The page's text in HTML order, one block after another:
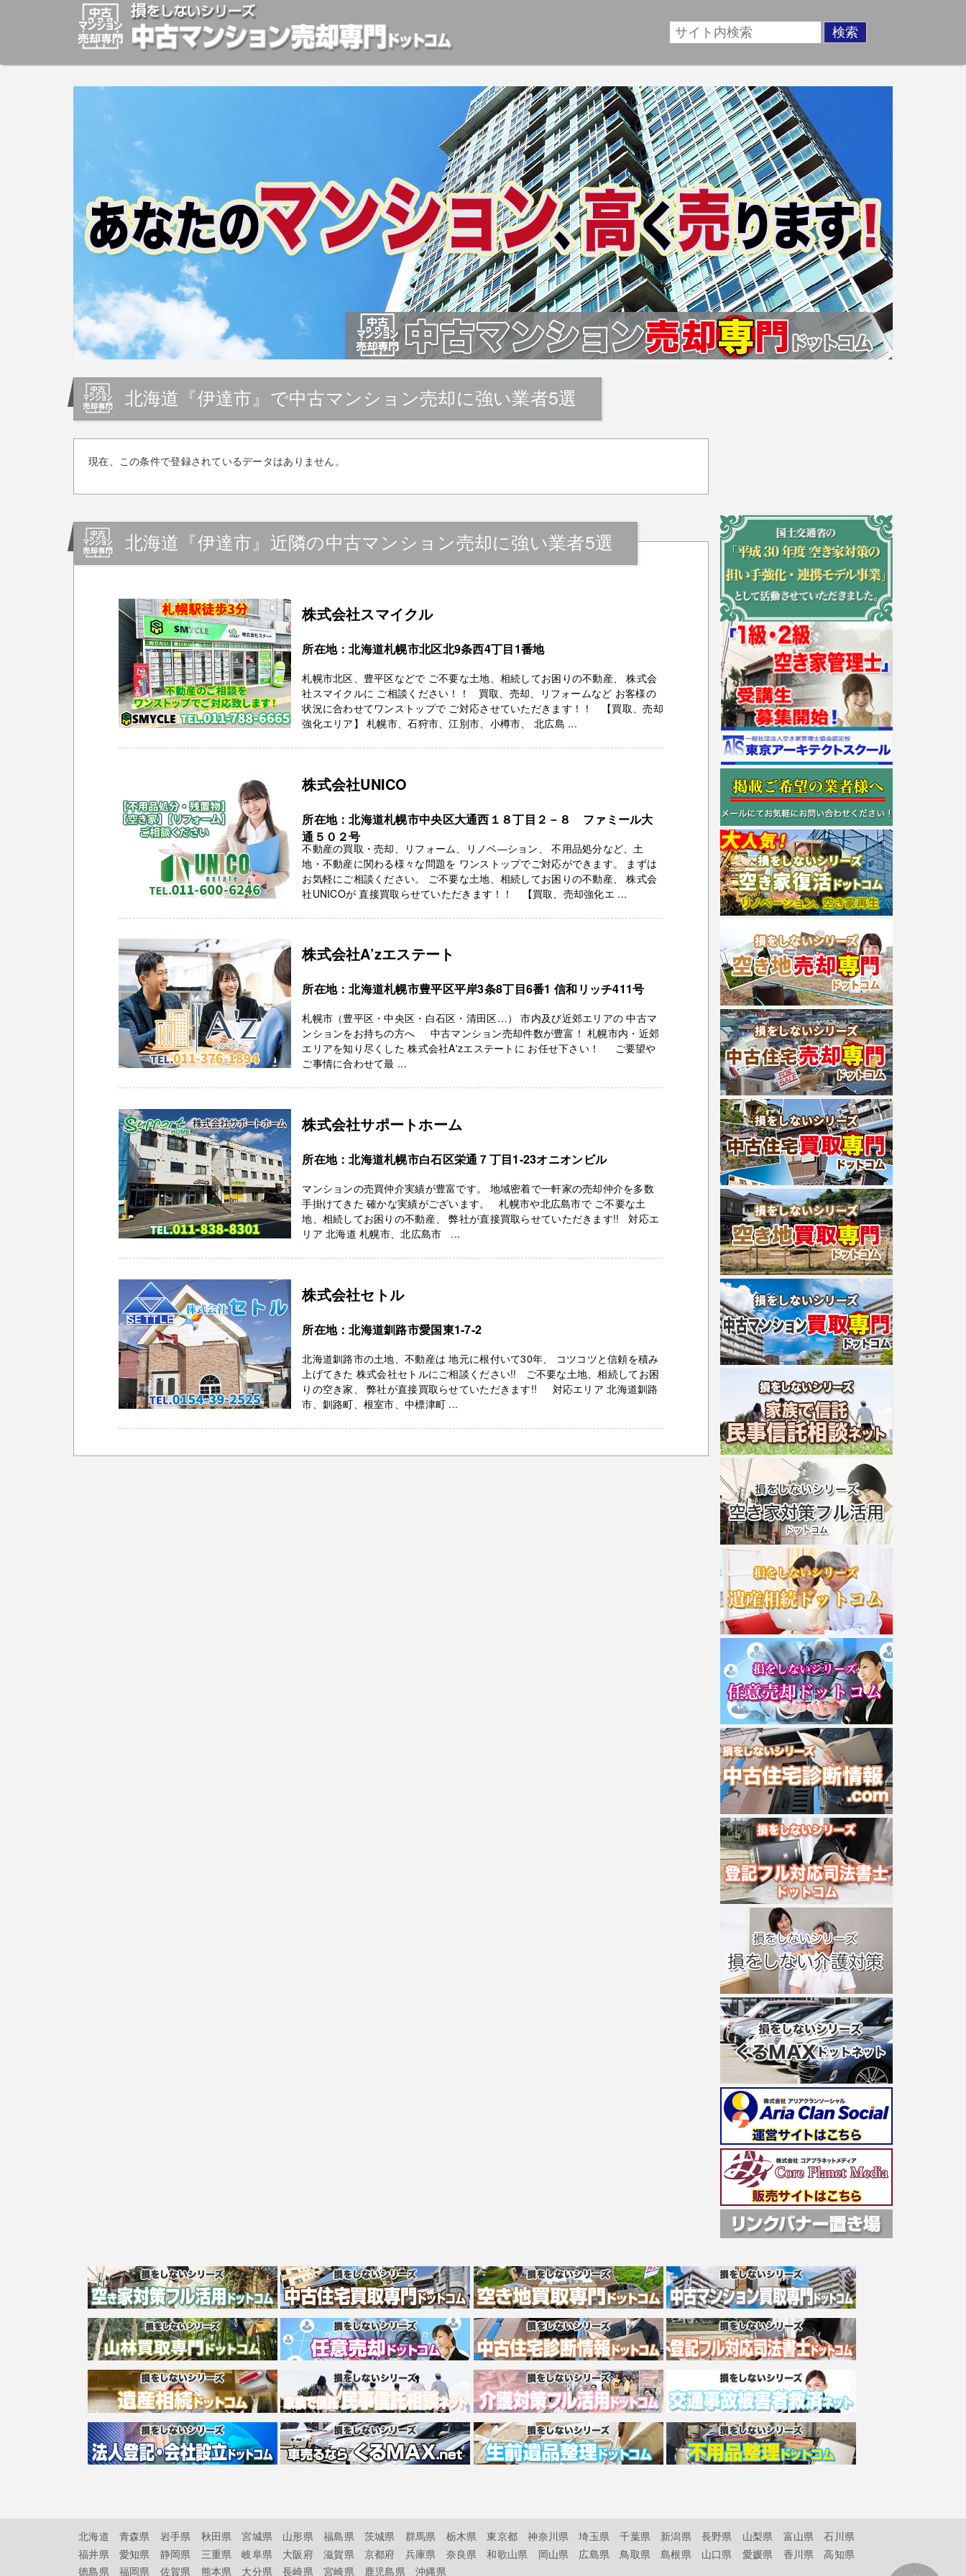
マンションの「売却」は「個人」の方々が、「買取」は不動産や開発等の「業者」が物件を買います。一般的に「売却」は時間はかかるが相場に準じた売却金額、「買取」は短期ではあるが相場より
安めの売却金額と言われています。マンションの売却をご検討中の方はお気軽にご相談ください。マンション、アパート、相続不動産など不動産売却のお悩みを全国の専門家が解決致します！
北海道『伊達市』で中古マンション売却に強い業者5選
現在、この条件で登録されているデータはありません。
北海道『伊達市』近隣の中古マンション売却に強い業者5選
株式会社スマイクル
所在地：北海道札幌市北区北9条西4丁目1番地
札幌市北区、豊平区などで ご不要な土地、相続してお困りの不動産、 株式会
社スマイクルに ご相談ください！！ 買取、売却、リフォームなど お客様の
状況に合わせてワンストップで ご対応させていただきます！！ 【買取、売却
強化エリア】 札幌市、石狩市、江別市、小樽市、 北広島 ...
株式会社UNICO
所在地：北海道札幌市中央区大通西１８丁目２－８ ファミール大
通５０２号
不動産の買取・売却、リフォーム、リノベ―ション、 不用品処分など、土
地・不動産に関わる様々な問題を ワンストップでご対応ができます。 まずは
お気軽にご相談ください。 ご不要な土地、相続してお困りの不動産、 株式会
社UNICOが 直接買取らせていただきます！！ 【買取、売却強化エ ...
株式会社A’zエステート
所在地：北海道札幌市豊平区平岸3条8丁目6番1 信和リッチ411号
札幌市（豊平区・中央区・白石区・清田区…） 市内及び近郊エリアの 中古マ
ンションをお持ちの方へ 中古マンション売却件数が豊富！ 札幌市内・近郊
エリアを知り尽くした 株式会社A'zエステートに お任せ下さい！ ご要望や
ご事情に合わせて最 ...
株式会社サポートホーム
所在地：北海道札幌市白石区栄通７丁目1-23オニオンビル
マンションの売買仲介実績が豊富です。 地域密着で一軒家の売却仲介を多数
手掛けてきた 確かな実績がございます。 札幌市や北広島市で ご不要な土
地、相続してお困りの不動産、 弊社が直接買取らせていただきます!! 対応エ
リア 北海道 札幌市、北広島市 ...
株式会社セトル
所在地：北海道釧路市愛国東1-7-2
北海道釧路市の土地、不動産は 地元に根付いて30年、 コツコツと信頼を積み
上げてきた 株式会社セトルにご相談ください!! ご不要な土地、相続してお困
りの空き家、 弊社が直接買取らせていただきます!! 対応エリア 北海道釧路
市、釧路町、根室市、中標津町 ...
北海道 青森県 岩手県 秋田県 宮城県 山形県 福島県 茨城県 群馬県 栃木県 東京都 神奈川県 埼玉県 千葉県 新潟県 長野県 山梨県 富山県
石川県
福井県
愛知県 静岡県 三重県 岐阜県 大阪府 滋賀県 京都府 兵庫県 奈良県 和歌山県 岡山県 広島県 鳥取県 島根県 山口県 愛媛県 香川県
高知県
徳島県
福岡県 佐賀県 熊本県 大分県 長崎県 宮崎県 鹿児島県 沖縄県